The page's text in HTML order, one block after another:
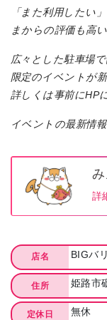
「また利用したい
まからの評価も高い
広々とした駐車場
限定のイベントが
詳しくは事前にHP
イベントの最新情
詳
店名 BIGバ
住所 姫路市
定休日 無休